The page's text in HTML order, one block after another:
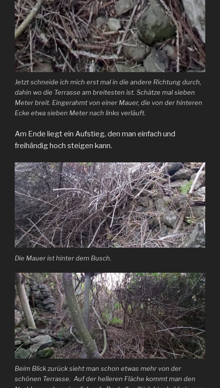
Jetzt schneide ich mich erst mal in die andere Richtung durch,
dahin wo die Terrasse am breitesten ist. Schätze mal sieben
Meter breit. Eingerahmt von einer Mauer, die von der hinteren
Ecke etwa sieben Meter nach links verläuft.
Am Ende liegt ein Aufstieg, den man einfach und
freihändig hoch steigen kann.
Die Mauer ist hinter dem Busch.
Beim Blick zurück sieht man schon etwas mehr von der
schönen Terrasse. Auf der helleren Fläche kommt man den